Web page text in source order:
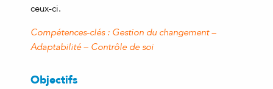
ceux-ci.
Compétences-clés : Gestion du changement –
Adaptabilité – Contrôle de soi
Objectifs